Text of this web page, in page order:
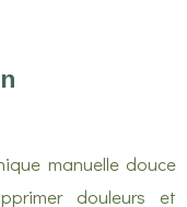
manuelle douce
douleurs et